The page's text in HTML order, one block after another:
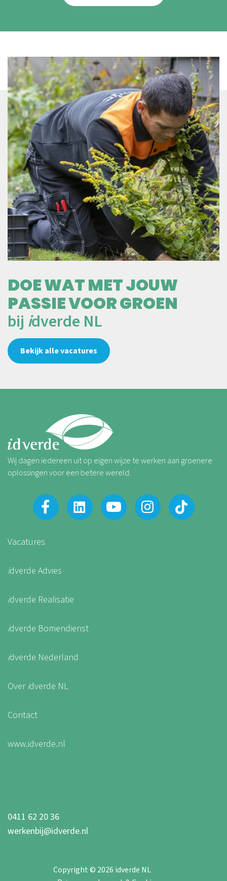
DOE WAT MET JOUW
PASSIE VOOR GROEN
bij idverde NL
Bekijk alle vacatures
Wij dagen iedereen uit op eigen wijze te werken aan groenere
oplossingen voor een betere wereld.
Vacatures
idverde Advies
idverde Realisatie
idverde Bomendienst
idverde Nederland
Overidverde NL
Contact
www.idverde.nl
0411 62 20 36
werkenbij@idverde.nl
Copyright © 2026 idverde NL